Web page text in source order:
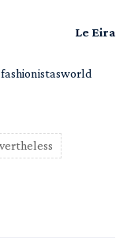
Le Eira
fashionistasworld